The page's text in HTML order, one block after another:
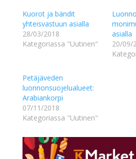
Kuorot ja bändit
yhteisvastuun asialla
28/03/2018
Kategoriassa "Uutinen"
asialla
20/09/
Petäjäveden
luonnonsuojelualueet:
Arabiankorpi
07/11/2018
Kategoriassa "Uutinen"